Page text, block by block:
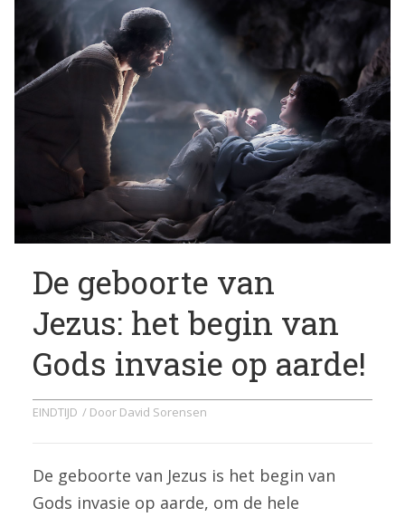
De geboorte van
Jezus: het begin van
Gods invasie op aarde!
EINDTIJD / Door David Sorensen
De geboorte van Jezus is het begin van
Gods invasie op aarde, om de hele